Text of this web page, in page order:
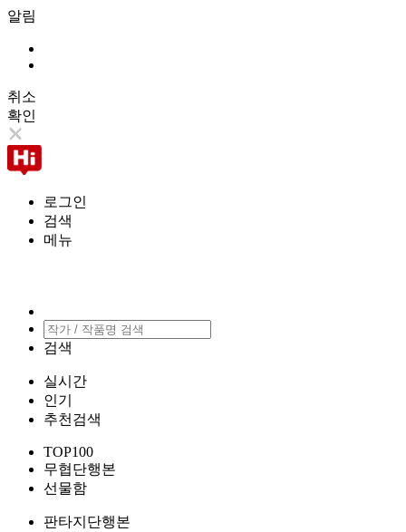
알림
취소
확인
로그인
검색
메뉴
검색
실시간
인기
추천검색
TOP100
무협단행본
선물함
판타지단행본